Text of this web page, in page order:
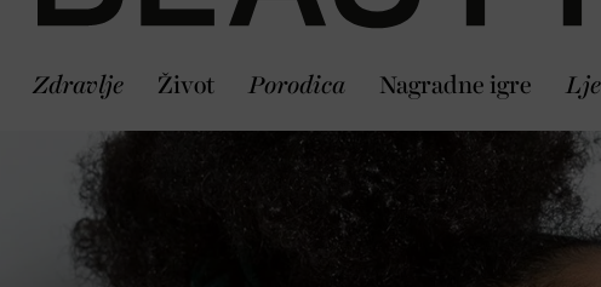
Zdravlje Život Porodica Nagradne igre